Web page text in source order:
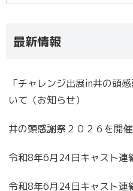
最新情報
「チャレンジ出展in井の頭
いて（お知らせ）
井の頭感謝祭２０２６を開
令和8年6月24日キャスト連
令和8年6月24日キャスト連